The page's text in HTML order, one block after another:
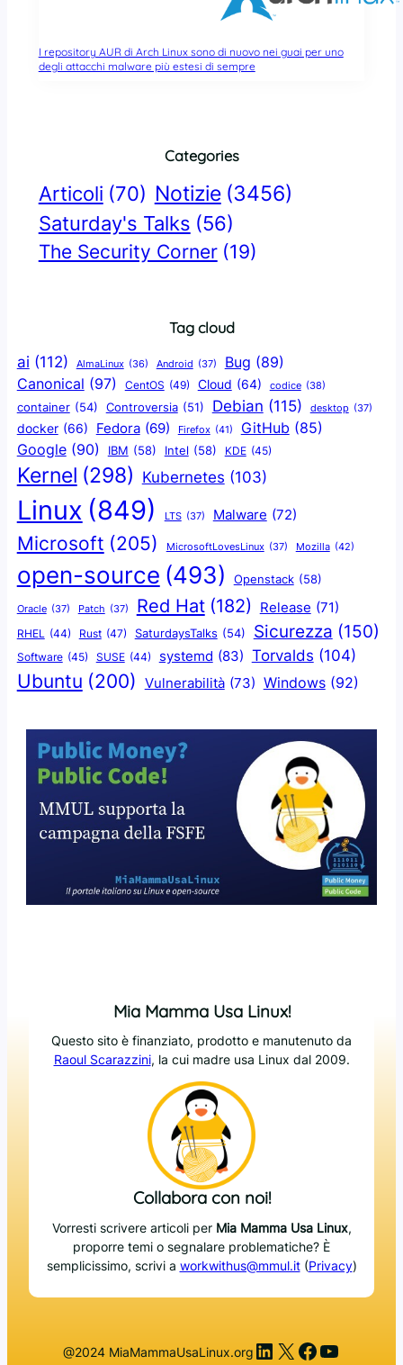
I repository AUR di Arch Linux sono di nuovo nei guai per uno
degli attacchi malware più estesi di sempre
Categories
Articoli (70) Notizie (3456)
Saturday's Talks (56)
The Security Corner (19)
Tag cloud
ai (112) AlmaLinux (36) Android (37) Bug (89)
Canonical (97) CentOS (49) Cloud (64) codice (38)
container (54) Controversia (51) Debian (115) desktop (37)
docker (66) Fedora (69) Firefox (41) GitHub (85)
Google (90) IBM (58) Intel (58) KDE (45)
Kernel (298) Kubernetes (103)
Linux (849) LTS (37) Malware (72)
Microsoft (205) MicrosoftLovesLinux (37) Mozilla (42)
open-source (493) Openstack (58)
Oracle (37) Patch (37) Red Hat (182) Release (71)
RHEL (44) Rust (47) SaturdaysTalks (54) Sicurezza (150)
Software (45) SUSE (44) systemd (83) Torvalds (104)
Ubuntu (200) Vulnerabilità (73) Windows (92)
Mia Mamma Usa Linux!
Questo sito è finanziato, prodotto e manutenuto da
Raoul Scarazzini, la cui madre usa Linux dal 2009.
Collabora con noi!
Vorresti scrivere articoli per Mia Mamma Usa Linux,
proporre temi o segnalare problematiche? È
semplicissimo, scrivi a workwithus@mmul.it(Privacy)
@2024 MiaMammaUsaLinux.org LinkedIn
X Facebook